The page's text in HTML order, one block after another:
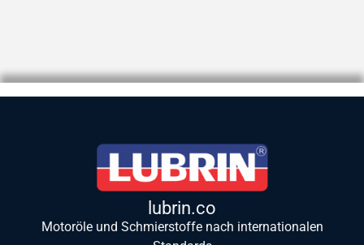
lubrin.co
Motoröle und Schmierstoffe nach internationalen